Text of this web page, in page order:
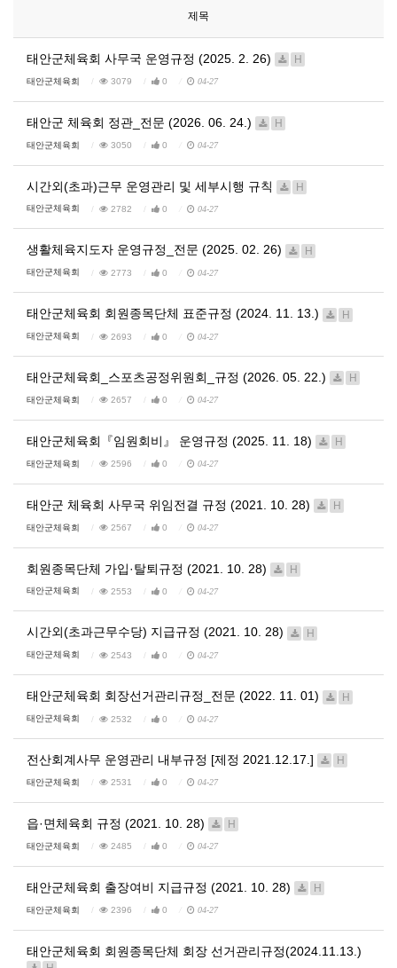
제목
태안군체육회 사무국 운영규정 (2025. 2. 26) H
태안군체육회 3079 0 04-27
태안군 체육회 정관_전문 (2026. 06. 24.) H
태안군체육회 3050 0 04-27
시간외(초과)근무 운영관리 및 세부시행 규칙 H
태안군체육회 2782 0 04-27
생활체육지도자 운영규정_전문 (2025. 02. 26) H
태안군체육회 2773 0 04-27
태안군체육회 회원종목단체 표준규정 (2024. 11. 13.) H
태안군체육회 2693 0 04-27
태안군체육회_스포츠공정위원회_규정 (2026. 05. 22.) H
태안군체육회 2657 0 04-27
태안군체육회『임원회비』 운영규정 (2025. 11. 18) H
태안군체육회 2596 0 04-27
태안군 체육회 사무국 위임전결 규정 (2021. 10. 28) H
태안군체육회 2567 0 04-27
회원종목단체 가입·탈퇴규정 (2021. 10. 28) H
태안군체육회 2553 0 04-27
시간외(초과근무수당) 지급규정 (2021. 10. 28) H
태안군체육회 2543 0 04-27
태안군체육회 회장선거관리규정_전문 (2022. 11. 01) H
태안군체육회 2532 0 04-27
전산회계사무 운영관리 내부규정 [제정 2021.12.17.] H
태안군체육회 2531 0 04-27
읍·면체육회 규정 (2021. 10. 28) H
태안군체육회 2485 0 04-27
태안군체육회 출장여비 지급규정 (2021. 10. 28) H
태안군체육회 2396 0 04-27
태안군체육회 회원종목단체 회장 선거관리규정(2024.11.13.)